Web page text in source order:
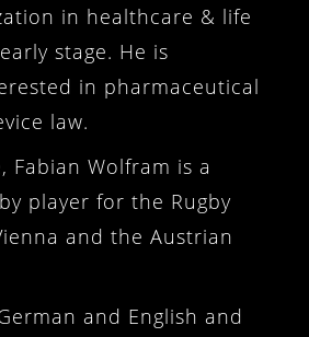
in healthcare & life
stage. He is
in pharmaceutical
law.
Fabian Wolfram is a
player for the Rugby
and the Austrian
and English and